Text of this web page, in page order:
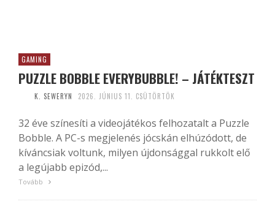
GAMING
PUZZLE BOBBLE EVERYBUBBLE! – JÁTÉKTESZT
K. SEWERYN 2026. JÚNIUS 11. CSÜTÖRTÖK
32 éve színesíti a videojátékos felhozatalt a Puzzle
Bobble. A PC-s megjelenés jócskán elhúzódott, de
kíváncsiak voltunk, milyen újdonsággal rukkolt elő
a legújabb epizód,...
Tovább